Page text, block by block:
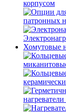
корпусом
патронных
Хомутовые